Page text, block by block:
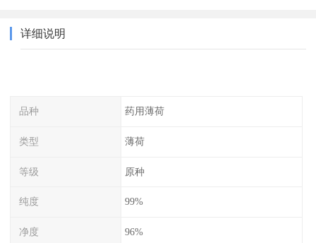
详细说明
品种 药用薄荷
类型 薄荷
等级 原种
纯度 99%
净度 96%